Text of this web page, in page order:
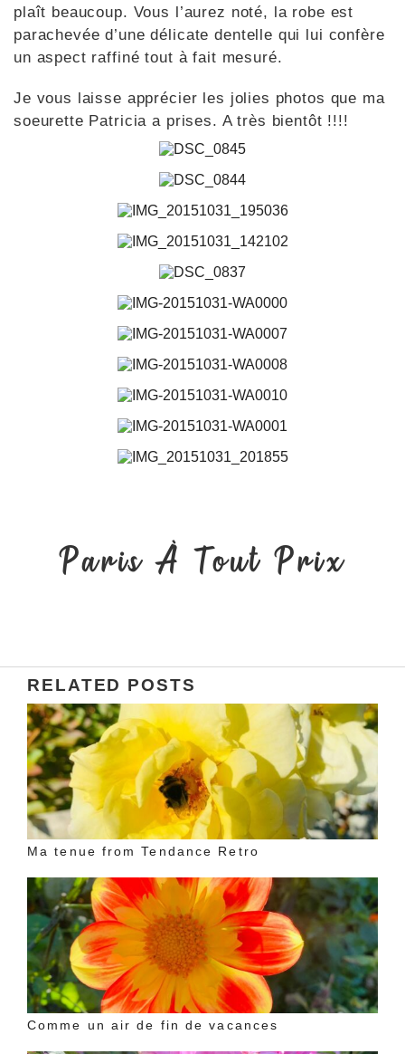
plaît beaucoup. Vous l’aurez noté, la robe est
parachevée d’une délicate dentelle qui lui confère
un aspect raffiné tout à fait mesuré.
Je vous laisse apprécier les jolies photos que ma
soeurette Patricia a prises. A très bientôt !!!!
Paris À Tout Prix
RELATED POSTS
Ma tenue from Tendance Retro
Comme un air de fin de vacances